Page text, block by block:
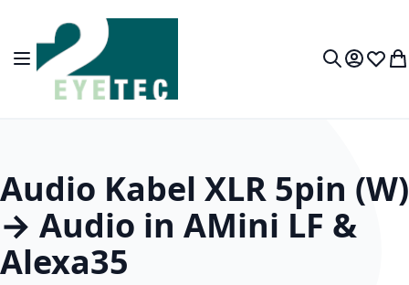
Zum Inhalt springen
Navigation umschalten Mein
Audio Kabel XLR 5pin (W)
→ Audio in AMini LF &
Alexa35